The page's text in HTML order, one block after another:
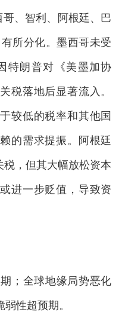
、智利、阿根廷、巴
所分化。墨西哥未受
特朗普对《美墨加协
税落地后显著流入。
较低的税率和其他国
的需求提振。阿根廷
税，但其大幅放松资本
进一步贬值，导致资
；全球地缘局势恶化
性超预期。